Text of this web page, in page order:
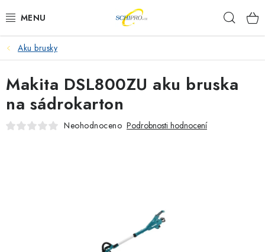
na
AKU NÁŘADÍ
ELEKTRICKÉ NÁŘADÍ
PŘÍSLUŠENSTVÍ
Aku brusky
Makita DSL800ZU aku bruska
na sádrokarton
Neohodnoceno Podrobnosti hodnocení